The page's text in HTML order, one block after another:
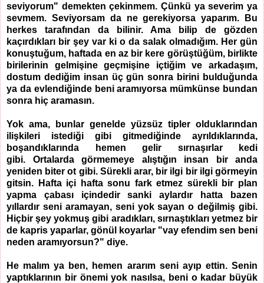
seviyorum" demekten çekinmem. Çünkü ya severim ya
sevmem. Seviyorsam da ne gerekiyorsa yaparım. Bu
herkes tarafından da bilinir. Ama bilip de gözden
kaçırdıkları bir şey var ki o da salak olmadığım. Her gün
konuştuğum, haftada en az bir kere görüştüğüm, birlikte
birilerinin gelmişine geçmişine içtiğim ve arkadaşım,
dostum dediğim insan üç gün sonra birini bulduğunda
ya da evlendiğinde beni aramıyorsa mümkünse bundan
sonra hiç aramasın.
Yok ama, bunlar genelde yüzsüz tipler olduklarından
ilişkileri istediği gibi gitmediğinde ayrıldıklarında,
boşandıklarında hemen gelir sırnaşırlar kedi
gibi. Ortalarda görmemeye alıştığın insan bir anda
yeniden biter ot gibi. Sürekli arar, bir ilgi bir ilgi görmeyin
gitsin. Hafta içi hafta sonu fark etmez sürekli bir plan
yapma çabası içindedir sanki aylardır hatta bazen
yıllardır seni aramayan, seni yok sayan o değilmiş gibi.
Hiçbir şey yokmuş gibi aradıkları, sırnaştıkları yetmez bir
de kapris yaparlar, gönül koyarlar "vay efendim sen beni
neden aramıyorsun?" diye.
He malım ya ben, hemen ararım seni ayıp ettin. Senin
yaptıklarının bir önemi yok nasılsa, beni o kadar büyük